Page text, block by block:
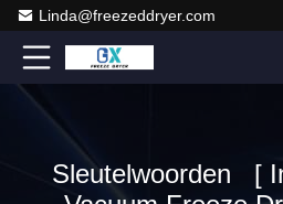
Linda@freezeddryer.com
Sleutelwoorden [